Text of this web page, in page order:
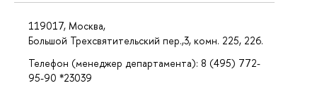
119017, Москва,
Большой Трехсвятительский пер.,3, комн. 225, 226.
Телефон (менеджер департамента): 8 (495) 772-
95-90 *23039